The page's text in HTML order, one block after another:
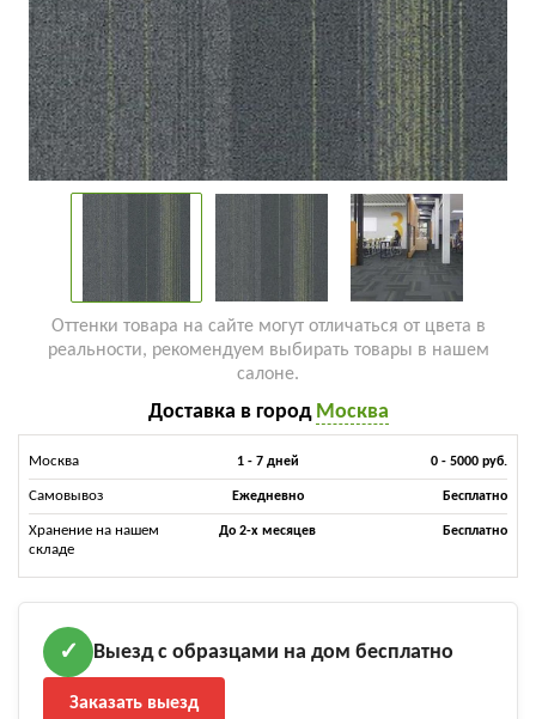
Оттенки товара на сайте могут отличаться от цвета в
реальности, рекомендуем выбирать товары в нашем
салоне.
Доставка в город Москва
Москва 1 - 7 дней 0 - 5000 руб.
Самовывоз Ежедневно Бесплатно
Хранение на нашем
складе
До 2-х месяцев Бесплатно
✓ Выезд с образцами на дом бесплатно
Заказать выезд